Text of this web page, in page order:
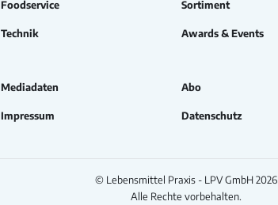
Foodservice Sortiment
Technik Awards & Events
Mediadaten Abo
Impressum Datenschutz
© Lebensmittel Praxis - LPV GmbH 2026
Alle Rechte vorbehalten.